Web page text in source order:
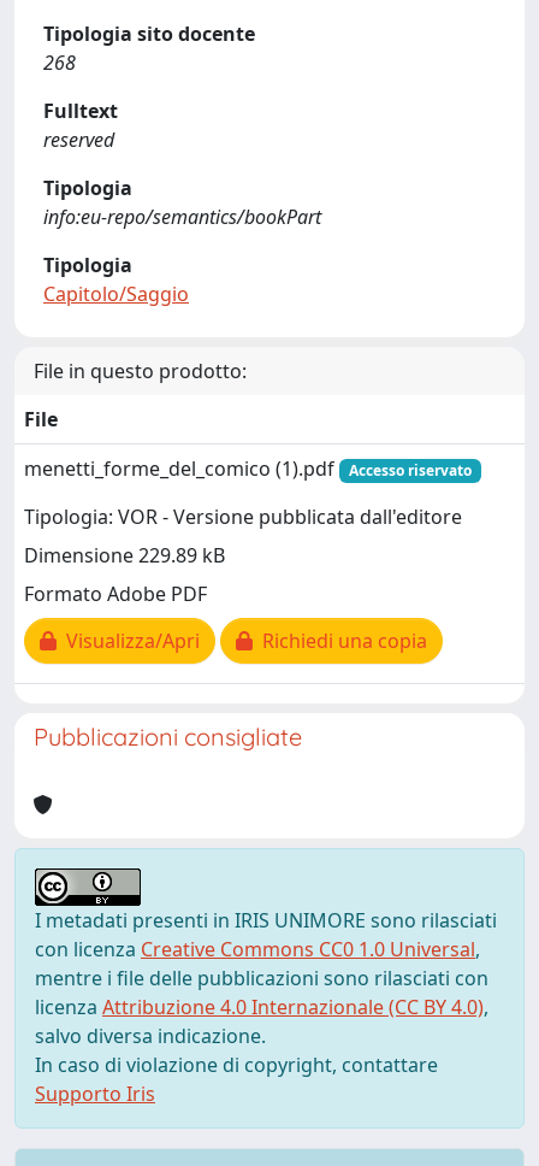
Tipologia sito docente
268
Fulltext
reserved
Tipologia
info:eu-repo/semantics/bookPart
Tipologia
Capitolo/Saggio
File in questo prodotto:
File
menetti_forme_del_comico (1).pdf
Accesso riservato
Tipologia: VOR - Versione pubblicata dall'editore
Dimensione 229.89 kB
Formato Adobe PDF
Visualizza/Apri
Richiedi una copia
Pubblicazioni consigliate
I metadati presenti in IRIS UNIMORE sono rilasciati
con licenza Creative Commons CC0 1.0 Universal,
mentre i file delle pubblicazioni sono rilasciati con
licenza Attribuzione 4.0 Internazionale (CC BY 4.0),
salvo diversa indicazione.
In caso di violazione di copyright, contattare
Supporto Iris